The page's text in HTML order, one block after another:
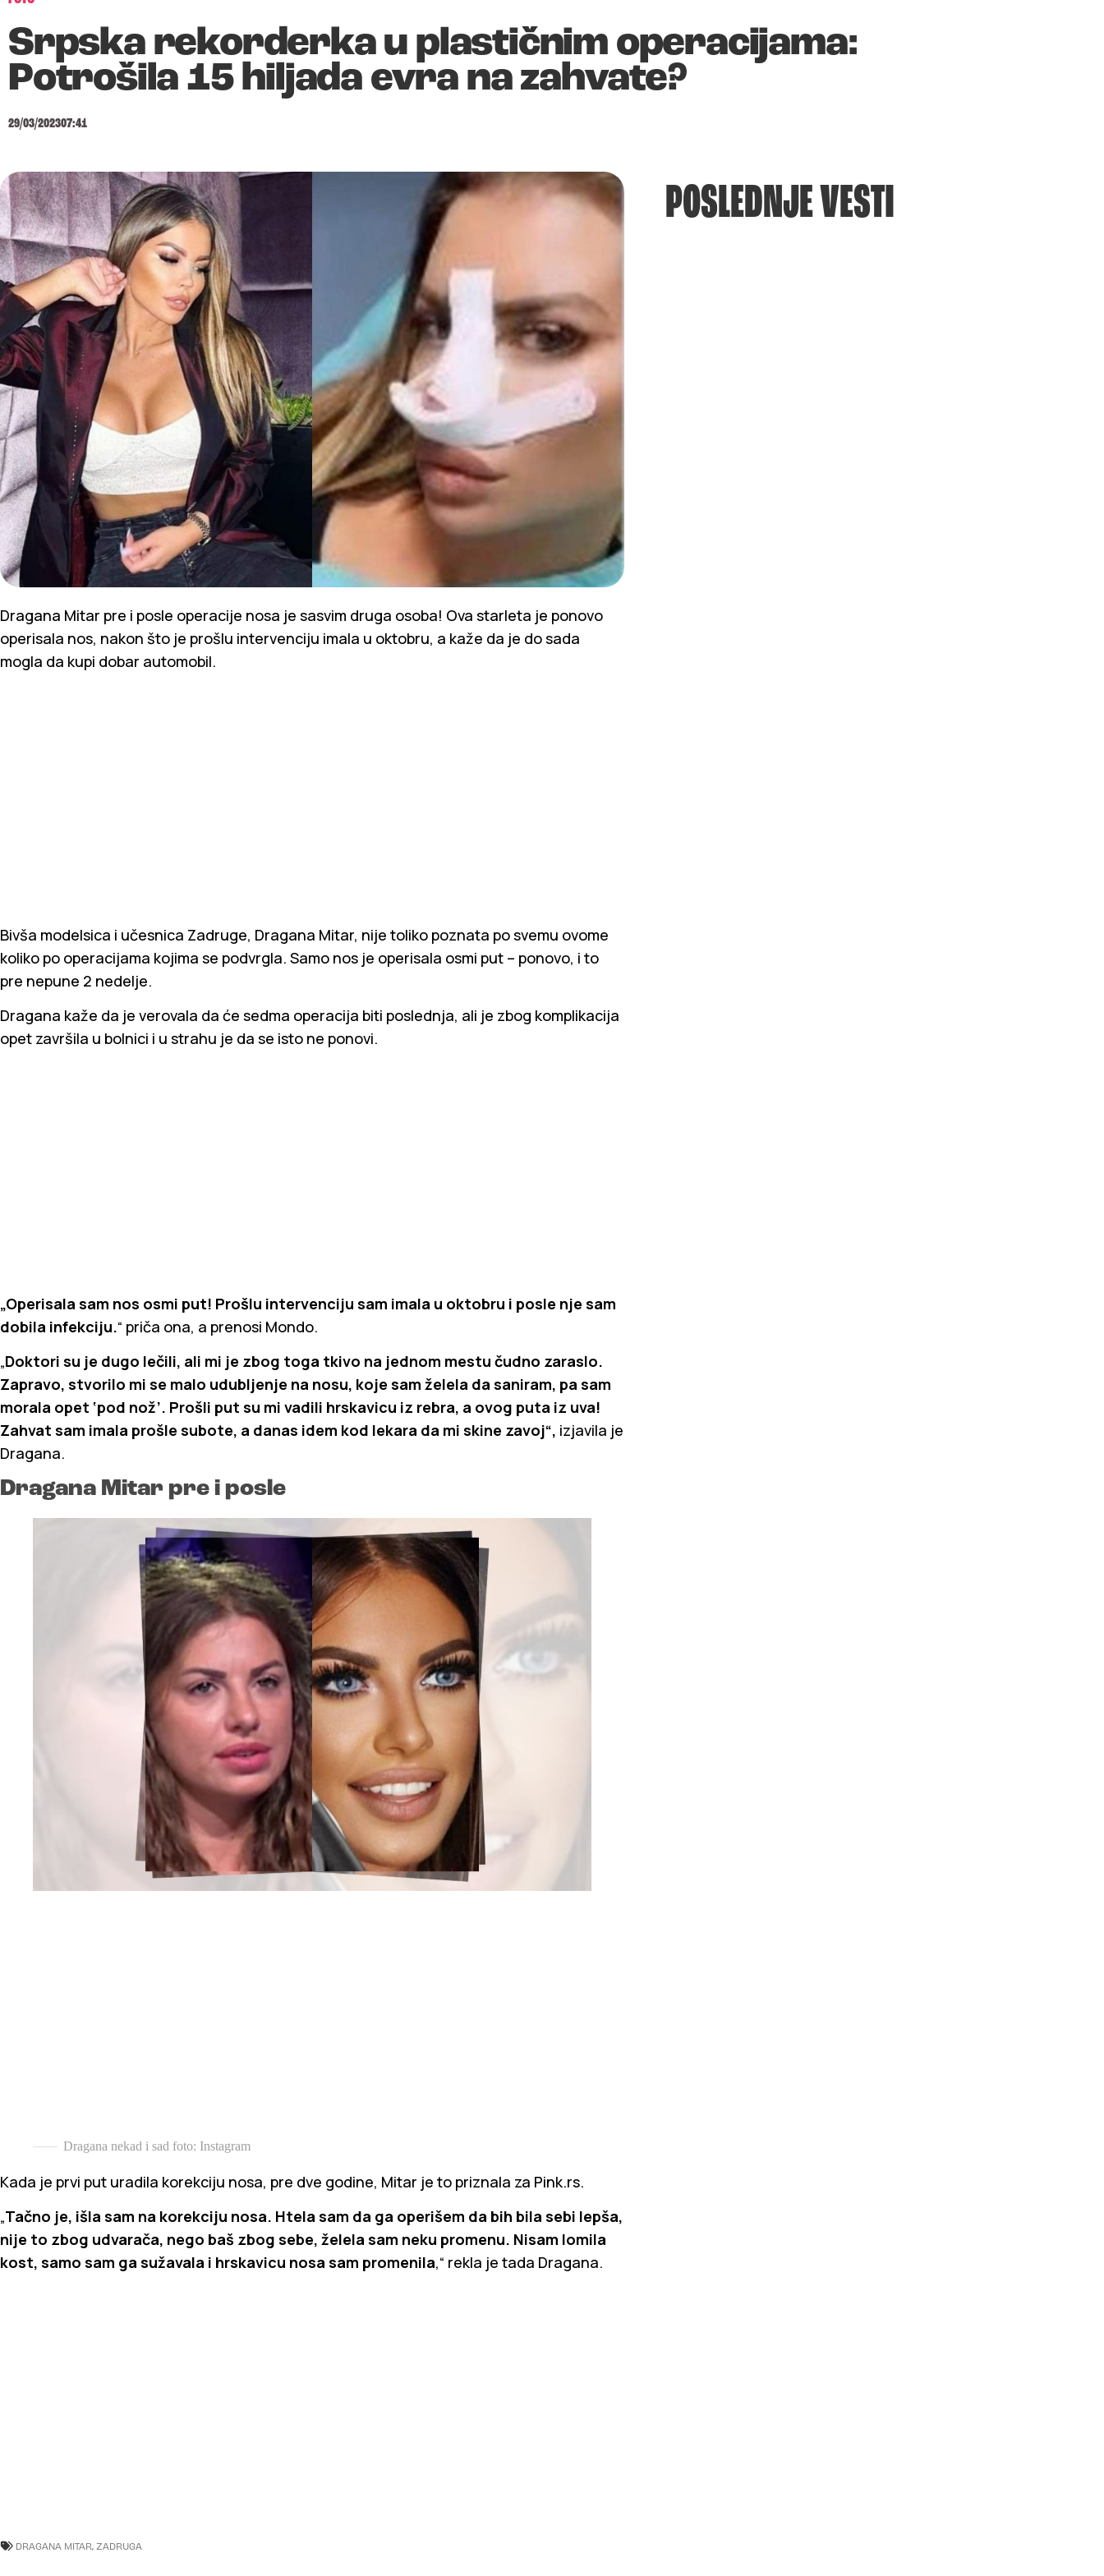
Srpska rekorderka u plastičnim operacijama:
Potrošila 15 hiljada evra na zahvate?
29/03/202307:41
Dragana Mitar pre i posle operacije nosa je sasvim druga osoba! Ova starleta je ponovo
operisala nos, nakon što je prošlu intervenciju imala u oktobru, a kaže da je do sada
mogla da kupi dobar automobil.
Bivša modelsica i učesnica Zadruge, Dragana Mitar, nije toliko poznata po svemu ovome
koliko po operacijama kojima se podvrgla. Samo nos je operisala osmi put – ponovo, i to
pre nepune 2 nedelje.
Dragana kaže da je verovala da će sedma operacija biti poslednja, ali je zbog komplikacija
opet završila u bolnici i u strahu je da se isto ne ponovi.
„Operisala sam nos osmi put! Prošlu intervenciju sam imala u oktobru i posle nje sam
dobila infekciju.“ priča ona, a prenosi Mondo.
„Doktori su je dugo lečili, ali mi je zbog toga tkivo na jednom mestu čudno zaraslo.
Zapravo, stvorilo mi se malo udubljenje na nosu, koje sam želela da saniram, pa sam
morala opet ‘pod nož’. Prošli put su mi vadili hrskavicu iz rebra, a ovog puta iz uva!
Zahvat sam imala prošle subote, a danas idem kod lekara da mi skine zavoj“, izjavila je
Dragana.
Dragana Mitar pre i posle
Dragana nekad i sad foto: Instagram
Kada je prvi put uradila korekciju nosa, pre dve godine, Mitar je to priznala za Pink.rs.
„Tačno je, išla sam na korekciju nosa. Htela sam da ga operišem da bih bila sebi lepša,
nije to zbog udvarača, nego baš zbog sebe, želela sam neku promenu. Nisam lomila
kost, samo sam ga sužavala i hrskavicu nosa sam promenila,“ rekla je tada Dragana.
DRAGANA MITAR, ZADRUGA
POSLEDNJE VESTI